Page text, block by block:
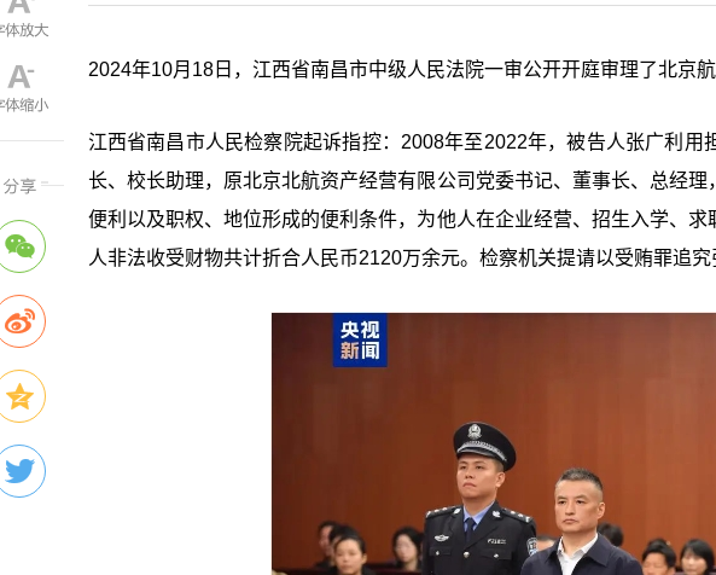
2024年10月18日，江西省南昌市中级人民法院一审公开开庭审理了北京
江西省南昌市人民检察院起诉指控：2008年至2022年，被告人张广利
长、校长助理，原北京北航资产经营有限公司党委书记、董事长、总经
便利以及职权、地位形成的便利条件，为他人在企业经营、招生入学、
人非法收受财物共计折合人民币2120万余元。检察机关提请以受贿罪追究